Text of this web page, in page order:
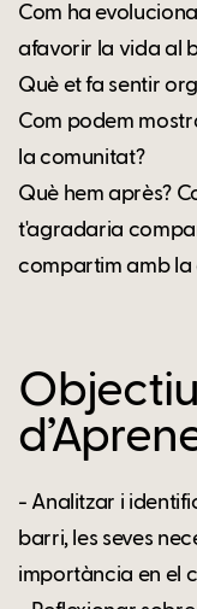
Com ha
afavorir la vida al
Què et fa sentir
Com podem
la comunitat?
Què hem après?
t'agradaria
compartim amb la
- Analitzar i
barri, les seves
importància en el